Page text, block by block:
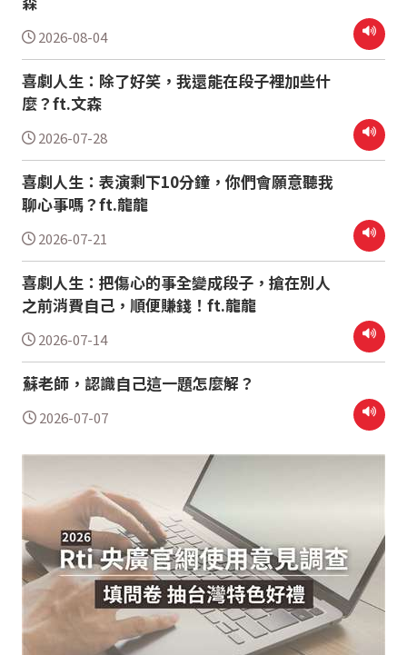
2026-08-04
喜劇人生：除了好笑，我還能在段子裡加些什
麼？ft.文森
2026-07-28
喜劇人生：表演剩下10分鐘，你們會願意聽我
聊心事嗎？ft.龍龍
2026-07-21
喜劇人生：把傷心的事全變成段子，搶在別人
之前消費自己，順便賺錢！ft.龍龍
2026-07-14
蘇老師，認識自己這一題怎麼解？
2026-07-07